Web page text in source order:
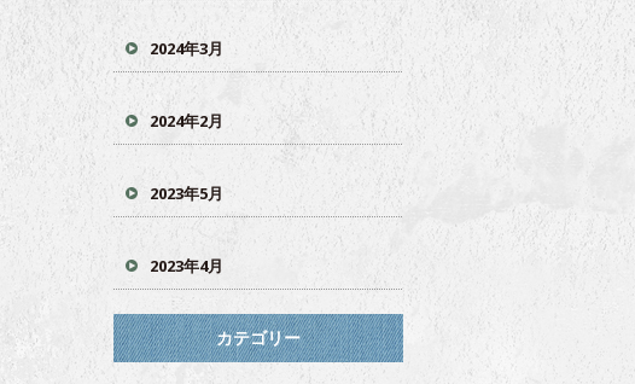
2024年3月
2024年2月
2023年5月
2023年4月
カテゴリー